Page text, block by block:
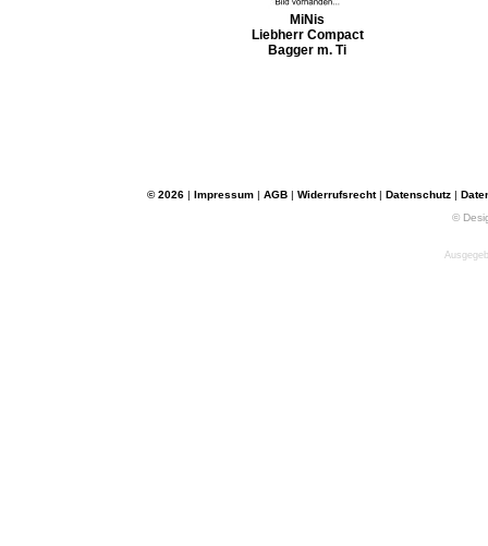
MiNis
Liebherr Compact
Bagger m. Ti
© 2026 | Impressum | AGB | Widerrufsrecht| Datenschutz |
©